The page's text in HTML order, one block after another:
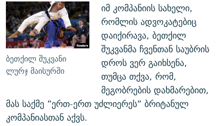
ბეთქილ შუკვანი
ლურჯ მაისურში
იმ კომპანიის სახელი,
რომლის ადვოკატებიც
დაიქირავა, ბეთქილ
შუკვანმა ჩვენთან საუბრის
დროს ვერ გაიხსენა,
თუმცა თქვა, რომ,
მეგობრების დახმარებით,
მას საქმე ”ერთ-ერთ უძლიერეს” ბრიტანულ
კომპანიასთან აქვს.